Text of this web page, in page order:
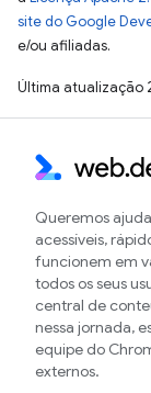
site do Google
e/ou afiliadas.
Última atualização
Queremos
acessíveis,
funcionem em
todos os seus
central de
nessa jornada,
equipe do
externos.